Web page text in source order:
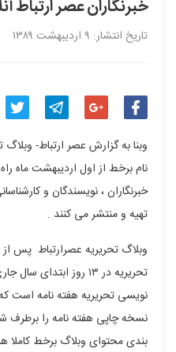
خبرنگاران عصر ارتباط
تاریخ انتشار: ۹ اردیبهشت ۱۳۸۹
اشتراک
گذاری
در
فیسبوک
گذاری
در
گوگل
پلاس
گذاری
در
تلگرام
اشتراک
گذاری
در
وبنا به گزارش عصر ارتباط- وبلاگ
نام برخط از اول اردیبهشت ماه
خبرنگاران ، نویسندگان و
تهیه و منتشر می کنند .
وبلاگ تحریریه عصرارتباط پس
تحریریه در ۱۳ روز
نویسی تحریریه هفته نامه است
نسخه چاپی هفته نامه را برطرف
بندی محتوای وبلاگ برخط کاملا